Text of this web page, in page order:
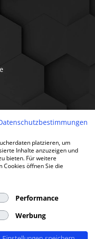
platzieren, um
Inhalte anzuzeigen und
bieten. Für weitere
Cookies öffnen Sie die
Performance
Werbung